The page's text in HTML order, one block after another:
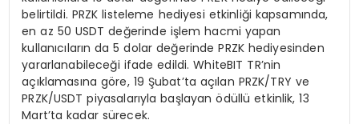
belirtildi. PRZK listeleme hediyesi etkinliği kapsamında,
en az 50 USDT değerinde işlem hacmi yapan
kullanıcıların da 5 dolar değerinde PRZK hediyesinden
yararlanabileceği ifade edildi. WhiteBIT TR’nin
açıklamasına göre, 19 Şubat’ta açılan PRZK/TRY ve
PRZK/USDT piyasalarıyla başlayan ödüllü etkinlik, 13
Mart’ta kadar sürecek.